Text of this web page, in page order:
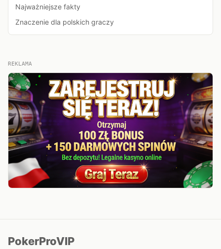
Najważniejsze fakty
Znaczenie dla polskich graczy
REKLAMA
PokerProVIP